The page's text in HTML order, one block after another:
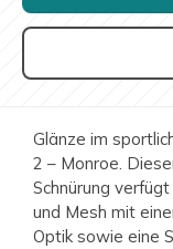
Glänze im
2 – Monroe.
Schnürung
und Mesh mit
Optik sowie eine